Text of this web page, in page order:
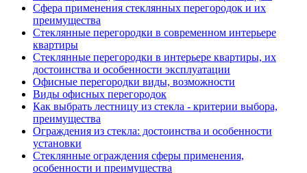
Сфера применения стеклянных перегородок и их
преимущества
Стеклянные перегородки в современном интерьере
квартиры
Стеклянные перегородки в интерьере квартиры, их
достоинства и особенности эксплуатации
Офисные перегородки виды, возможности
Виды офисных перегородок
Как выбрать лестницу из стекла - критерии выбора,
преимущества
Ограждения из стекла: достоинства и особенности
установки
Стеклянные ограждения сферы применения,
особенности и преимущества